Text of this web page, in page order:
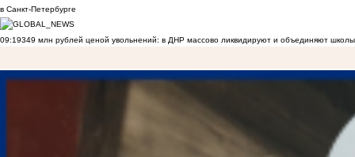
в Санкт-Петербурге
09:19349 млн рублей ценой увольнений: в ДНР массово ликвидируют и объединяют